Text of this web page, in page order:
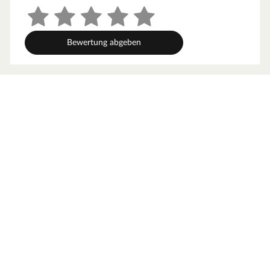
Bewertung abgeben